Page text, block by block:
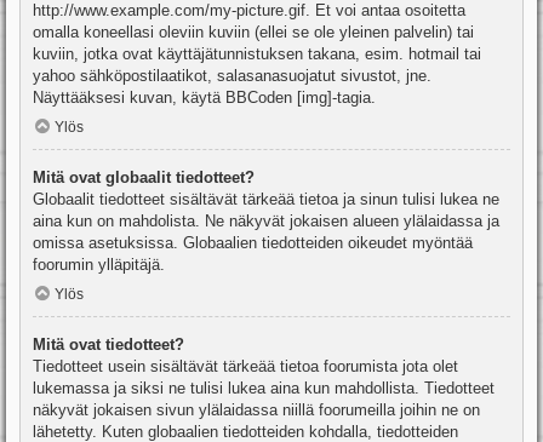
http://www.example.com/my-picture.gif. Et voi antaa osoitetta
omalla koneellasi oleviin kuviin (ellei se ole yleinen palvelin) tai
kuviin, jotka ovat käyttäjätunnistuksen takana, esim. hotmail tai
yahoo sähköpostilaatikot, salasanasuojatut sivustot, jne.
Näyttääksesi kuvan, käytä BBCoden [img]-tagia.
Ylös
Mitä ovat globaalit tiedotteet?
Globaalit tiedotteet sisältävät tärkeää tietoa ja sinun tulisi lukea ne
aina kun on mahdolista. Ne näkyvät jokaisen alueen ylälaidassa ja
omissa asetuksissa. Globaalien tiedotteiden oikeudet myöntää
foorumin ylläpitäjä.
Ylös
Mitä ovat tiedotteet?
Tiedotteet usein sisältävät tärkeää tietoa foorumista jota olet
lukemassa ja siksi ne tulisi lukea aina kun mahdollista. Tiedotteet
näkyvät jokaisen sivun ylälaidassa niillä foorumeilla joihin ne on
lähetetty. Kuten globaalien tiedotteiden kohdalla, tiedotteiden